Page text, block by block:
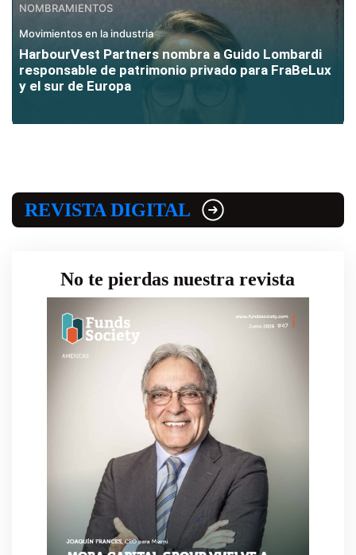
NOMBRAMIENTOS
Movimientos en la industria
HarbourVest Partners nombra a Guido Lombardi
responsable de patrimonio privado para FraBeLux
y el sur de Europa
REVISTA DIGITAL
No te pierdas nuestra revista